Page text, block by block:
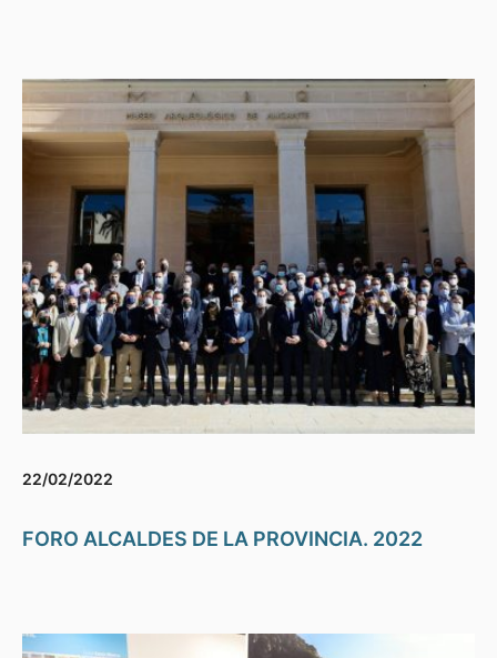
22/02/2022
FORO ALCALDES DE LA PROVINCIA. 2022